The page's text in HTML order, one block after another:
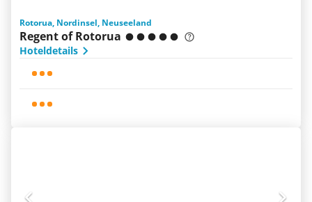
Rotorua, Nordinsel, Neuseeland
Regent of Rotorua
Hoteldetails